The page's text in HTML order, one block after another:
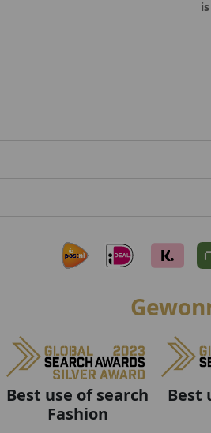
Best use of search
Fashion
Best